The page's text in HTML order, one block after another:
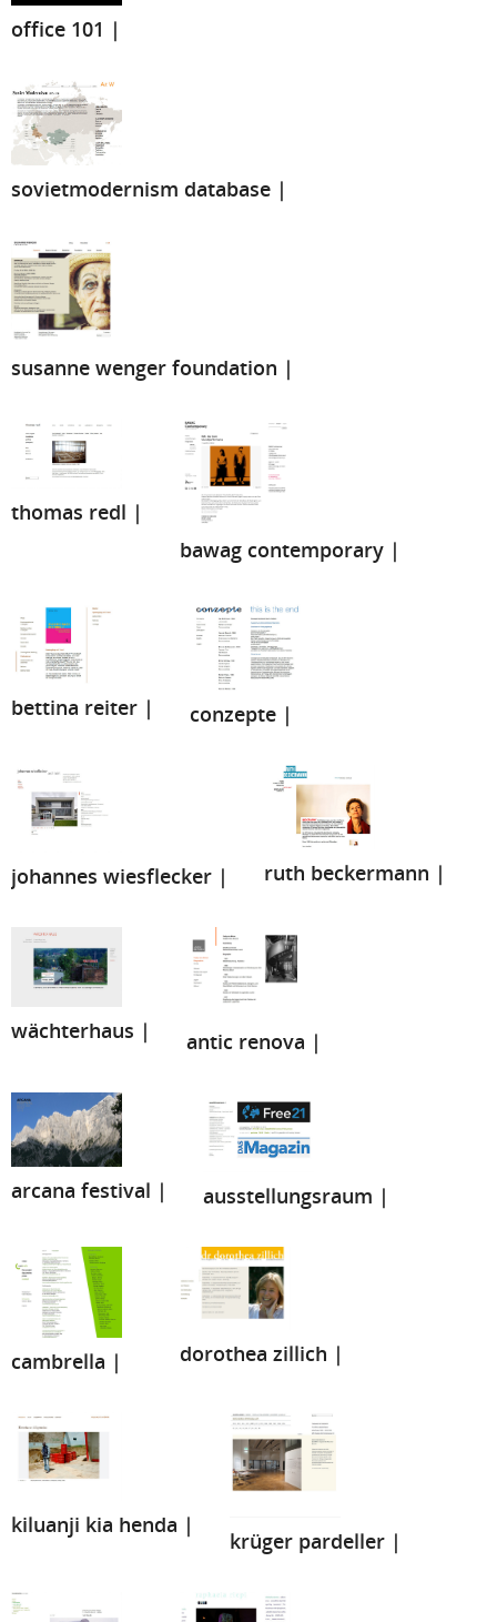
office 101 |
sovietmodernism database |
susanne wenger foundation |
thomas redl |
bawag contemporary |
bettina reiter | conzepte |
johannes wiesflecker | ruth beckermann |
wächterhaus | antic renova |
arcana festival | ausstellungsraum |
cambrella | dorothea zillich |
kiluanji kia henda |
krüger pardeller |